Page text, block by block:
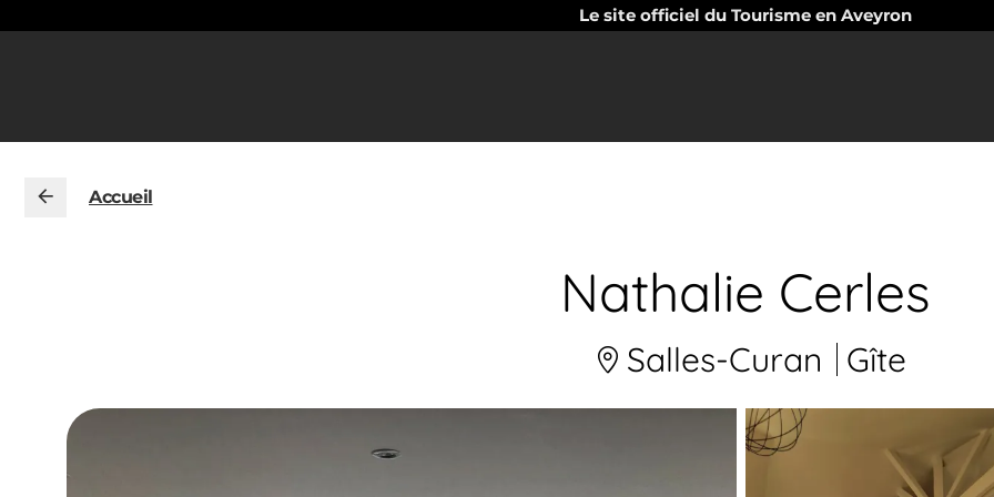
Le site officiel du Tourisme en Aveyron
Accueil
Nathalie Cerles
Salles-Curan Gîte